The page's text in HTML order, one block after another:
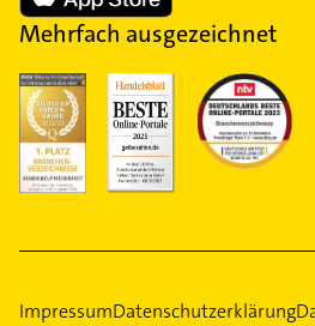
Mehrfach ausgezeichnet
ImpressumDatenschutzerklärung